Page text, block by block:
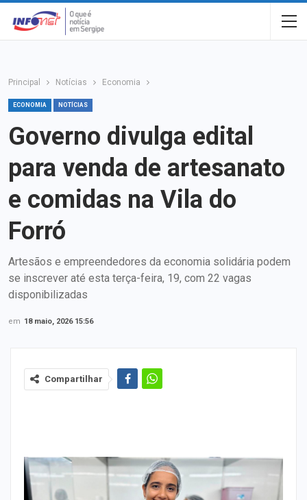
Principal Notícias Economia
ECONOMIA NOTÍCIAS
Governo divulga edital
para venda de artesanato
e comidas na Vila do
Forró
Artesãos e empreendedores da economia solidária podem
se inscrever até esta terça-feira, 19, com 22 vagas
disponibilizadas
em 18 maio, 2026 15:56
Compartilhar